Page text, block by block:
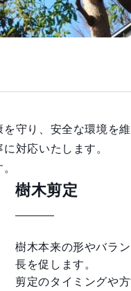
守り、安全な環境を
対応いたします。
樹木剪定
樹木本来の形やバラ
長を促します。
剪定のタイミングや